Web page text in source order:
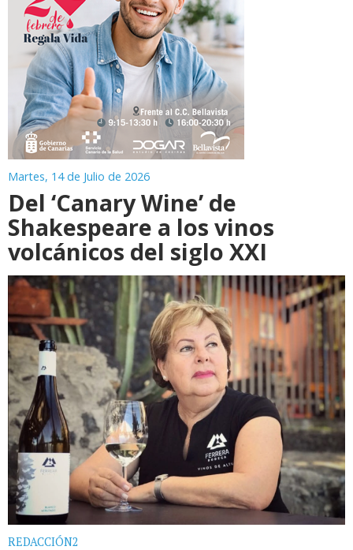
Martes, 14 de Julio de 2026
Del ‘Canary Wine’ de
Shakespeare a los vinos
volcánicos del siglo XXI
REDACCIÓN2